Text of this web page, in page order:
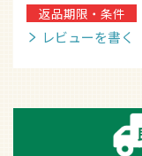
返品期限・条件
レビューを書く